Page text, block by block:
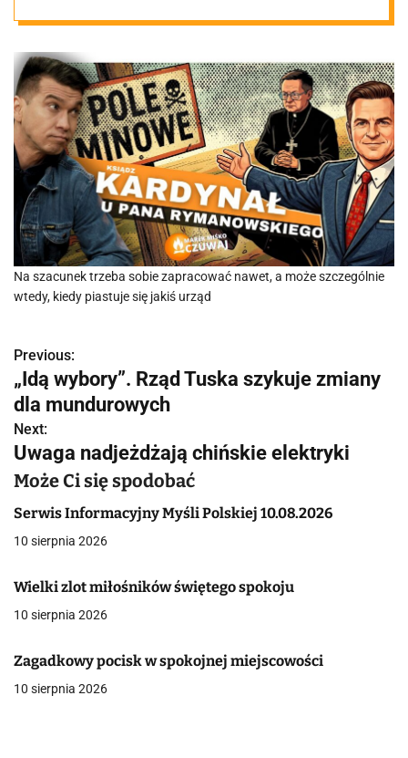
Rymanowskieg
o
Na szacunek trzeba sobie zapracować nawet, a może szczególnie
wtedy, kiedy piastuje się jakiś urząd
N
a
w
i
a
w
Previous:
„Idą wybory”. Rząd Tuska szykuje zmiany
dla mundurowych
Next:
Uwaga nadjeżdżają chińskie elektryki
Może Ci się spodobać
Serwis Informacyjny Myśli Polskiej 10.08.2026
10 sierpnia 2026
Wielki zlot miłośników świętego spokoju
10 sierpnia 2026
Zagadkowy pocisk w spokojnej miejscowości
10 sierpnia 2026